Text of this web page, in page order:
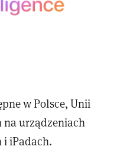
w Polsce, Unii
na urządzeniach
i iPadach.